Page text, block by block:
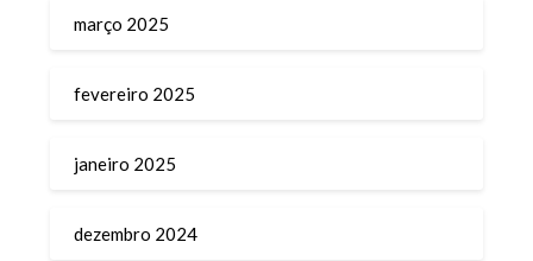
março 2025
fevereiro 2025
janeiro 2025
dezembro 2024